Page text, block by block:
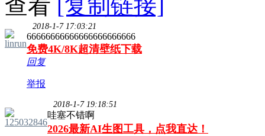
查看 [复制链接]
linrun
2018-1-7 17:03:21
66666666666666666666666
免费4K/8K超清壁纸下载
回复
举报
125032846
2018-1-7 19:18:51
哇塞不错啊
2026最新AI生图工具，点我直达！